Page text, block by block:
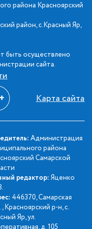
района Красноярский
район, с.Красный Яр,
быть осуществлено
сайта.
Карта сайта
Администрация
района
Самарской
редактор: Яценко
446370, Самарская
Красноярский р-н, с.
Яр, ул.
д. 105